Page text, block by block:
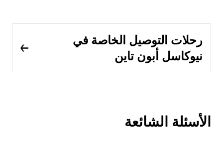
رحلات التوصيل الخاصة في
نيوكاسل أبون تاين
الأسئلة الشائعة